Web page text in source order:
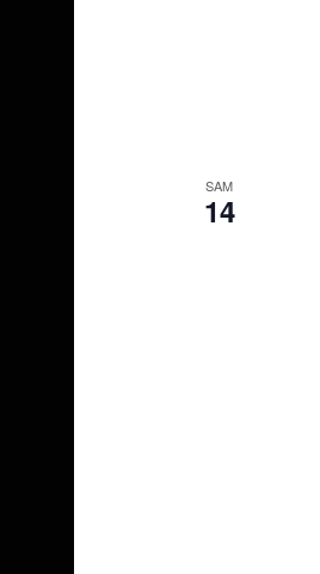
SAM
14